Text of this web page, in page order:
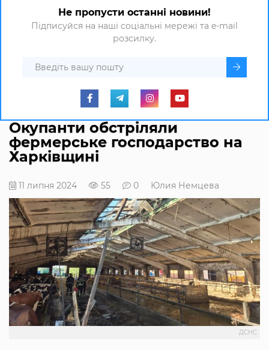
Не пропусти останні новини!
Підписуйся на наші соціальні мережі та e-mail
розсилку.
Окупанти обстріляли
фермерське господарство на
Харківщині
11 липня 2024 55 0 Юлия Немцева
ДСНС